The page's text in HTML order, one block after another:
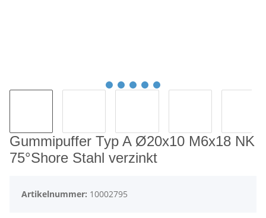
Gummipuffer Typ A Ø20x10 M6x18 NK
75°Shore Stahl verzinkt
Artikelnummer: 10002795